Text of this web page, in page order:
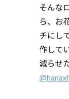
そんな
ら、お
チにし
作して
減らせ